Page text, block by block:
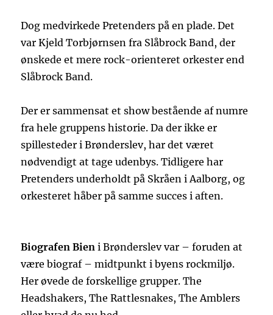
Dog medvirkede Pretenders på en plade. Det
var Kjeld Torbjørnsen fra Slåbrock Band, der
ønskede et mere rock-orienteret orkester end
Slåbrock Band.
Der er sammensat et show bestående af numre
fra hele gruppens historie. Da der ikke er
spillesteder i Brønderslev, har det været
nødvendigt at tage udenbys. Tidligere har
Pretenders underholdt på Skråen i Aalborg, og
orkesteret håber på samme succes i aften.
Biografen Bien i Brønderslev var – foruden at
være biograf – midtpunkt i byens rockmiljø.
Her øvede de forskellige grupper. The
Headshakers, The Rattlesnakes, The Amblers